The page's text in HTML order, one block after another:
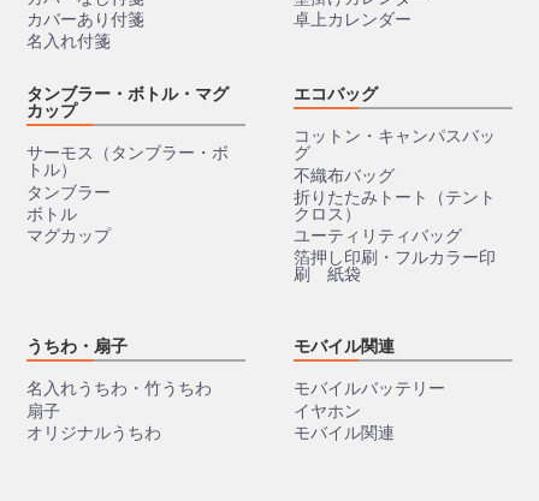
カバーあり付箋
名入れ付箋
卓上カレンダー
タンブラー・ボトル・マグ
カップ
サーモス（タンブラー・ボ
トル）
タンブラー
ボトル
マグカップ
うちわ・扇子
名入れうちわ・竹うちわ
扇子
オリジナルうちわ
エコバッグ
コットン・キャンパスバッ
グ
不織布バッグ
折りたたみトート（テント
クロス）
ユーティリティバッグ
箔押し印刷・フルカラー印
刷 紙袋
モバイル関連
モバイルバッテリー
イヤホン
モバイル関連